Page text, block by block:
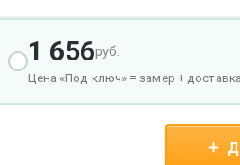
1 656руб.
Цена «Под ключ» = замер +